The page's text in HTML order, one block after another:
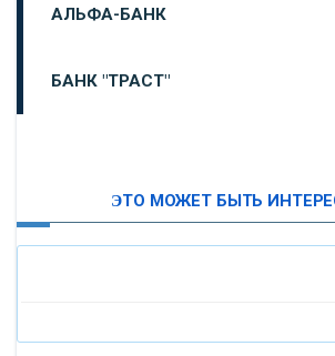
АЛЬФА-БАНК
БАНК "ТРАСТ"
«БАНК САНКТ-ПЕТЕРБУРГ»
ЭТО МОЖЕТ БЫТЬ